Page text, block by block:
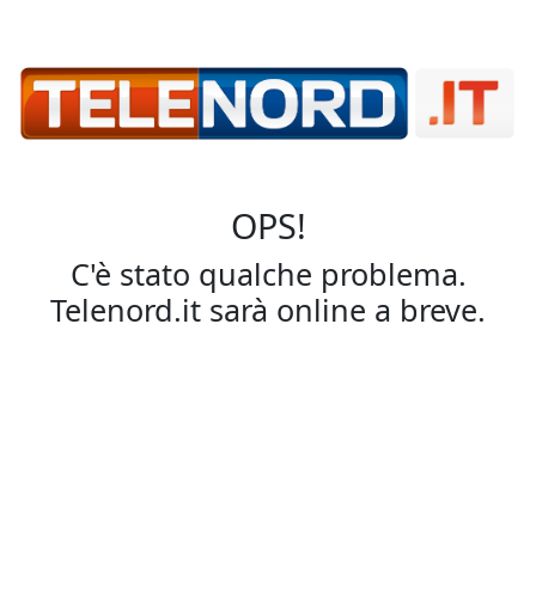
OPS!
C'è stato qualche problema.
Telenord.it sarà online a breve.